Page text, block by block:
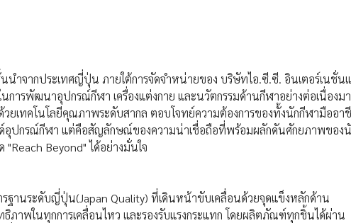
ำจากประเทศญี่ปุ่น ภายใต้การจัดจำหน่ายของ บริษัทไอ.ซี.ซี. อินเตอร์เนชั่น
ารพัฒนาอุปกรณ์กีฬา เครื่องแต่งกาย และนวัตกรรมด้านกีฬาอย่างต่อเนื่องม
ยเทคโนโลยีคุณภาพระดับสากล ตอบโจทย์ความต้องการของทั้งนักกีฬามืออา
ด์อุปกรณ์กีฬา แต่คือสัญลักษณ์ของความน่าเชื่อถือที่พร้อมผลักดันศักยภาพของ
Beyond" ได้อย่างมั่นใจ
ฐานระดับญี่ปุ่น(Japan Quality) ที่เดินหน้าขับเคลื่อนด้วยจุดแข็งหลักด้าน
ภาพในทุกการเคลื่อนไหว และรองรับแรงกระแทก โดยผลิตภัณฑ์ทุกชิ้นได้ผ่าน